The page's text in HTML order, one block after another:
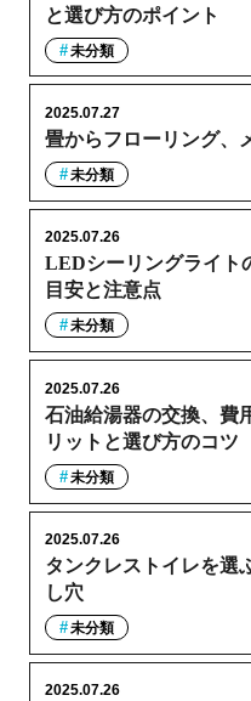
と選び方のポイント
未分類
畳からフローリング、
2025.07.27
未分類
LEDシーリングライト
目安と注意点
2025.07.26
未分類
石油給湯器の交換、費
リットと選び方のコツ
2025.07.26
未分類
タンクレストイレを選
し穴
2025.07.26
未分類
2025.07.26